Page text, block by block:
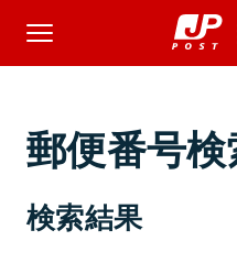
郵便番号
検索結果